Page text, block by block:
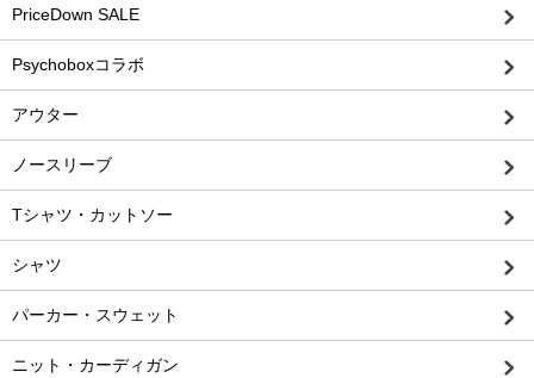
PriceDown SALE
Psychoboxコラボ
アウター
ノースリーブ
Tシャツ・カットソー
シャツ
パーカー・スウェット
ニット・カーディガン